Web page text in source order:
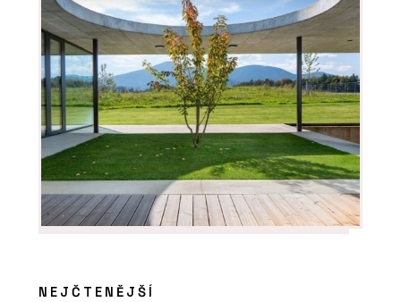
NEJČTENĚJŠÍ